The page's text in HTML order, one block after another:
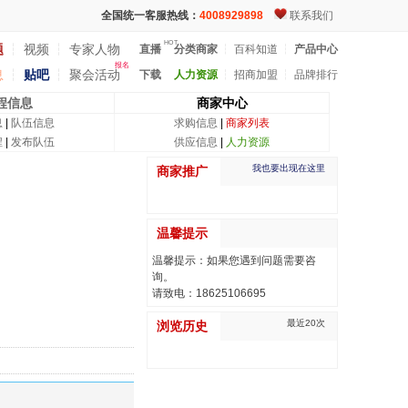
全国统一客服热线： 4008929898 联系我们
视频
专家人物
贴吧┆ 聚会活动
报名
直播
HOT
下载
分类商家 百科知道
产品中心
人力资源┆ 招商加盟 品牌排行
信息 商家中心
队伍信息
发布队伍
求购信息
商家列表
供应信息
人力资源
商家推广 我也要出现在这里
温馨提示
温馨提示：如果您遇到问题需要咨
询。
请致电：18625106695
浏览历史 最近20次